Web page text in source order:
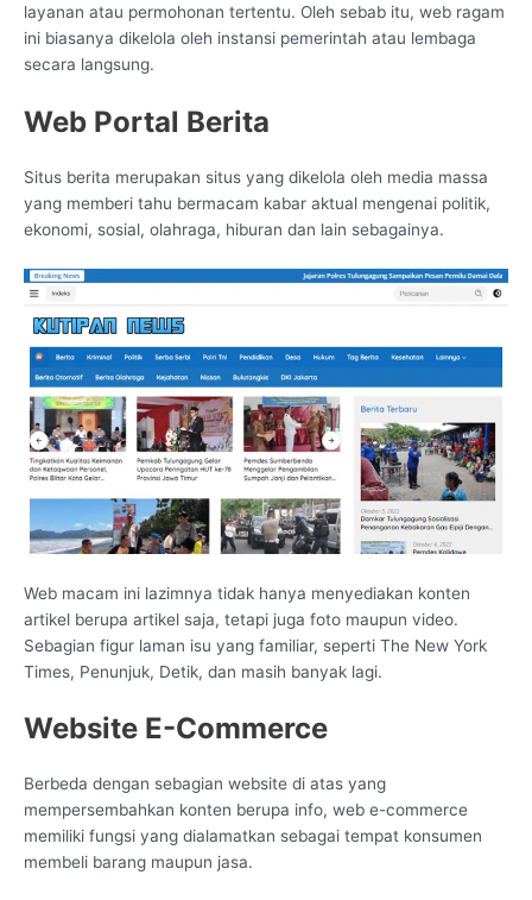
layanan atau permohonan tertentu. Oleh sebab itu, web ragam
ini biasanya dikelola oleh instansi pemerintah atau lembaga
secara langsung.
Web Portal Berita
Situs berita merupakan situs yang dikelola oleh media massa
yang memberi tahu bermacam kabar aktual mengenai politik,
ekonomi, sosial, olahraga, hiburan dan lain sebagainya.
Web macam ini lazimnya tidak hanya menyediakan konten
artikel berupa artikel saja, tetapi juga foto maupun video.
Sebagian figur laman isu yang familiar, seperti The New York
Times, Penunjuk, Detik, dan masih banyak lagi.
Website E-Commerce
Berbeda dengan sebagian website di atas yang
mempersembahkan konten berupa info, web e-commerce
memiliki fungsi yang dialamatkan sebagai tempat konsumen
membeli barang maupun jasa.